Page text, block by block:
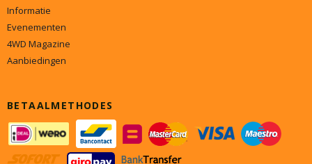
Informatie
Evenementen
4WD Magazine
Aanbiedingen
BETAALMETHODES